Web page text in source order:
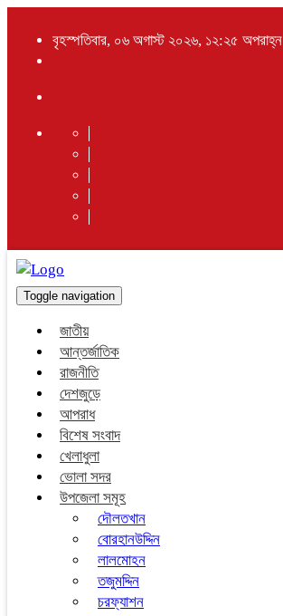
বৃহস্পতিবার, ০৬ অগাস্ট ২০২৬, ১২:২৫ অপরাহ্ন
Toggle navigation
জাতীয়
আন্তর্জাতিক
রাজনীতি
দেশজুড়ে
আপরাধ
বিশেষ সংবাদ
খেলাধুলা
ভোলা সদর
উপজেলা সমূহ
দৌলতখান
বোরহানউদ্দিন
লালমোহন
তজুমদ্দিন
চরফ্যাশন